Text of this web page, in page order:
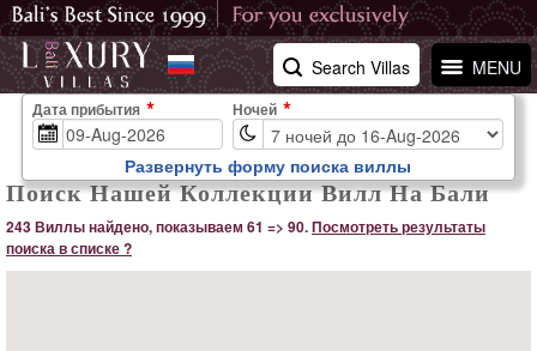
MENU
Search Villas
Поиск Нашей Коллекции Вилл На Бали
243 Виллы найдено, показываем 61 => 90.Посмотреть результаты
поиска в списке ?
Дата прибытия Ночей
Развернуть форму поиска виллы